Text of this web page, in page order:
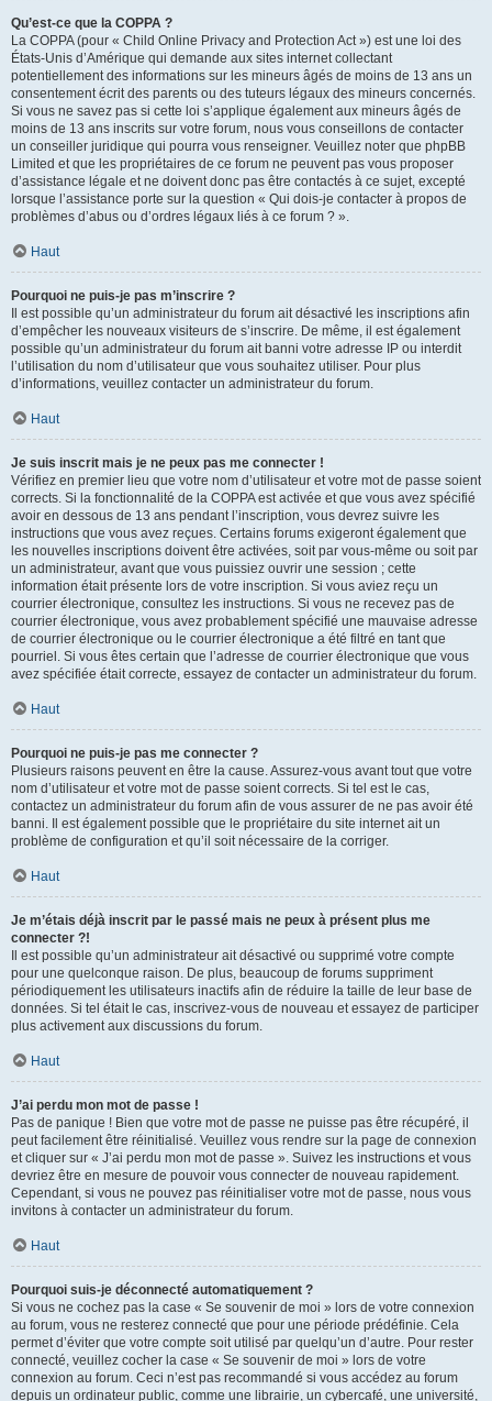
Qu’est-ce que la COPPA ?
La COPPA (pour « Child Online Privacy and Protection Act ») est une loi des
États-Unis d’Amérique qui demande aux sites internet collectant
potentiellement des informations sur les mineurs âgés de moins de 13 ans un
consentement écrit des parents ou des tuteurs légaux des mineurs concernés.
Si vous ne savez pas si cette loi s’applique également aux mineurs âgés de
moins de 13 ans inscrits sur votre forum, nous vous conseillons de contacter
un conseiller juridique qui pourra vous renseigner. Veuillez noter que phpBB
Limited et que les propriétaires de ce forum ne peuvent pas vous proposer
d’assistance légale et ne doivent donc pas être contactés à ce sujet, excepté
lorsque l’assistance porte sur la question « Qui dois-je contacter à propos de
problèmes d’abus ou d’ordres légaux liés à ce forum ? ».
Haut
Pourquoi ne puis-je pas m’inscrire ?
Il est possible qu’un administrateur du forum ait désactivé les inscriptions afin
d’empêcher les nouveaux visiteurs de s’inscrire. De même, il est également
possible qu’un administrateur du forum ait banni votre adresse IP ou interdit
l’utilisation du nom d’utilisateur que vous souhaitez utiliser. Pour plus
d’informations, veuillez contacter un administrateur du forum.
Haut
Je suis inscrit mais je ne peux pas me connecter !
Vérifiez en premier lieu que votre nom d’utilisateur et votre mot de passe soient
corrects. Si la fonctionnalité de la COPPA est activée et que vous avez spécifié
avoir en dessous de 13 ans pendant l’inscription, vous devrez suivre les
instructions que vous avez reçues. Certains forums exigeront également que
les nouvelles inscriptions doivent être activées, soit par vous-même ou soit par
un administrateur, avant que vous puissiez ouvrir une session ; cette
information était présente lors de votre inscription. Si vous aviez reçu un
courrier électronique, consultez les instructions. Si vous ne recevez pas de
courrier électronique, vous avez probablement spécifié une mauvaise adresse
de courrier électronique ou le courrier électronique a été filtré en tant que
pourriel. Si vous êtes certain que l’adresse de courrier électronique que vous
avez spécifiée était correcte, essayez de contacter un administrateur du forum.
Haut
Pourquoi ne puis-je pas me connecter ?
Plusieurs raisons peuvent en être la cause. Assurez-vous avant tout que votre
nom d’utilisateur et votre mot de passe soient corrects. Si tel est le cas,
contactez un administrateur du forum afin de vous assurer de ne pas avoir été
banni. Il est également possible que le propriétaire du site internet ait un
problème de configuration et qu’il soit nécessaire de la corriger.
Haut
Je m’étais déjà inscrit par le passé mais ne peux à présent plus me
connecter ?!
Il est possible qu’un administrateur ait désactivé ou supprimé votre compte
pour une quelconque raison. De plus, beaucoup de forums suppriment
périodiquement les utilisateurs inactifs afin de réduire la taille de leur base de
données. Si tel était le cas, inscrivez-vous de nouveau et essayez de participer
plus activement aux discussions du forum.
Haut
J’ai perdu mon mot de passe !
Pas de panique ! Bien que votre mot de passe ne puisse pas être récupéré, il
peut facilement être réinitialisé. Veuillez vous rendre sur la page de connexion
et cliquer sur « J’ai perdu mon mot de passe ». Suivez les instructions et vous
devriez être en mesure de pouvoir vous connecter de nouveau rapidement.
Cependant, si vous ne pouvez pas réinitialiser votre mot de passe, nous vous
invitons à contacter un administrateur du forum.
Haut
Pourquoi suis-je déconnecté automatiquement ?
Si vous ne cochez pas la case « Se souvenir de moi » lors de votre connexion
au forum, vous ne resterez connecté que pour une période prédéfinie. Cela
permet d’éviter que votre compte soit utilisé par quelqu’un d’autre. Pour rester
connecté, veuillez cocher la case « Se souvenir de moi » lors de votre
connexion au forum. Ceci n’est pas recommandé si vous accédez au forum
depuis un ordinateur public, comme une librairie, un cybercafé, une université,